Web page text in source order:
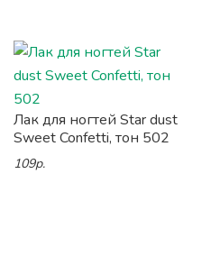
Лак для ногтей Star dust
Sweet Confetti, тон 502
109р.